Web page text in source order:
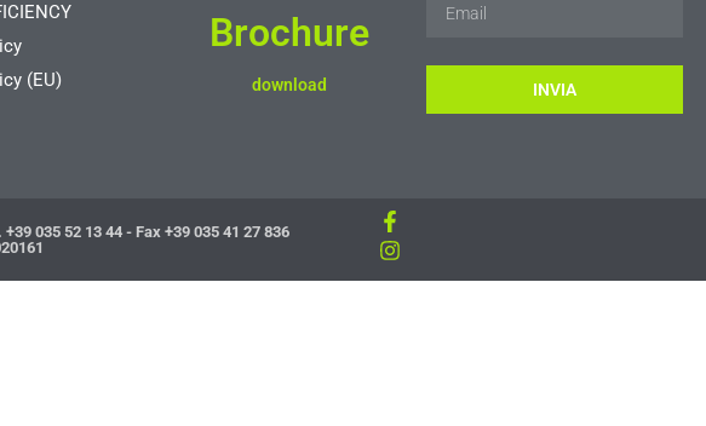
(EU)
Brochure
download INVIA
035 52 13 44 - Fax +39 035 41 27 836